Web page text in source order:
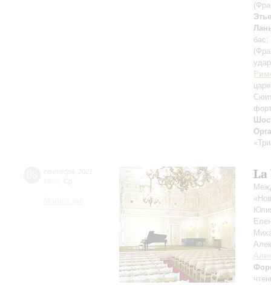
бас;
La